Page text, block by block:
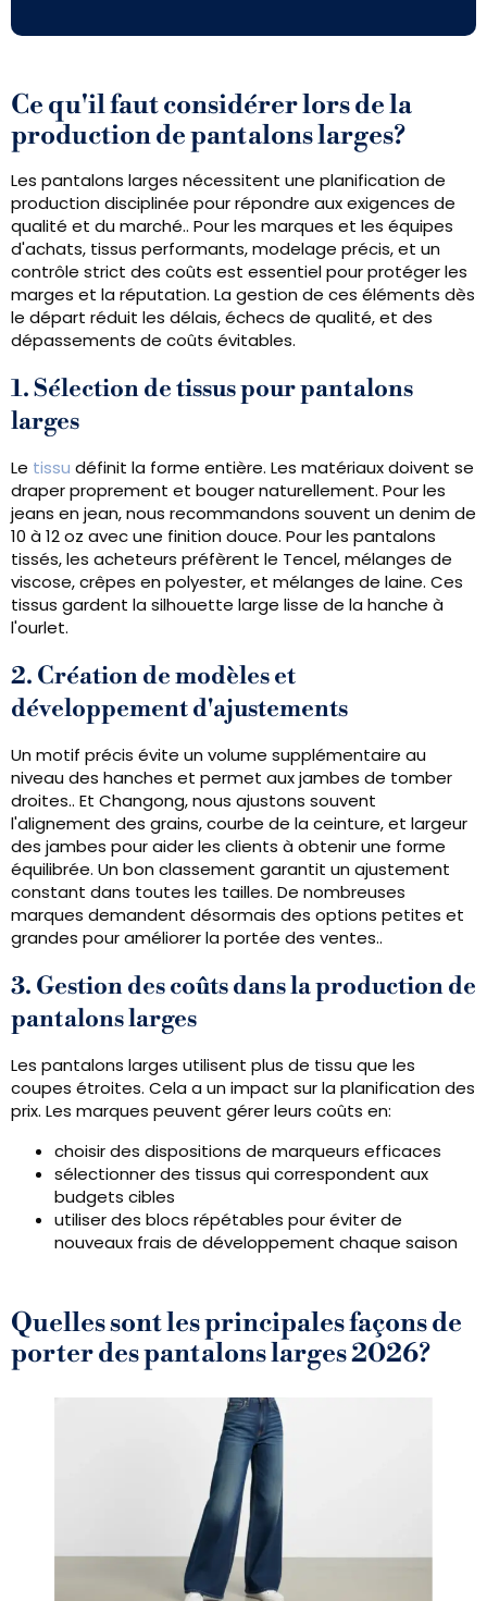
Ce qu'il faut considérer lors de la
production de pantalons larges?
Les pantalons larges nécessitent une planification de
production disciplinée pour répondre aux exigences de
qualité et du marché.. Pour les marques et les équipes
d'achats, tissus performants, modelage précis, et un
contrôle strict des coûts est essentiel pour protéger les
marges et la réputation. La gestion de ces éléments dès
le départ réduit les délais, échecs de qualité, et des
dépassements de coûts évitables.
1. Sélection de tissus pour pantalons
larges
Le tissu définit la forme entière. Les matériaux doivent se
draper proprement et bouger naturellement. Pour les
jeans en jean, nous recommandons souvent un denim de
10 à 12 oz avec une finition douce. Pour les pantalons
tissés, les acheteurs préfèrent le Tencel, mélanges de
viscose, crêpes en polyester, et mélanges de laine. Ces
tissus gardent la silhouette large lisse de la hanche à
l'ourlet.
2. Création de modèles et
développement d'ajustements
Un motif précis évite un volume supplémentaire au
niveau des hanches et permet aux jambes de tomber
droites.. Et Changong, nous ajustons souvent
l'alignement des grains, courbe de la ceinture, et largeur
des jambes pour aider les clients à obtenir une forme
équilibrée. Un bon classement garantit un ajustement
constant dans toutes les tailles. De nombreuses
marques demandent désormais des options petites et
grandes pour améliorer la portée des ventes..
3. Gestion des coûts dans la production de
pantalons larges
Les pantalons larges utilisent plus de tissu que les
coupes étroites. Cela a un impact sur la planification des
prix. Les marques peuvent gérer leurs coûts en:
choisir des dispositions de marqueurs efficaces
sélectionner des tissus qui correspondent aux
budgets cibles
utiliser des blocs répétables pour éviter de
nouveaux frais de développement chaque saison
Quelles sont les principales façons de
porter des pantalons larges 2026?